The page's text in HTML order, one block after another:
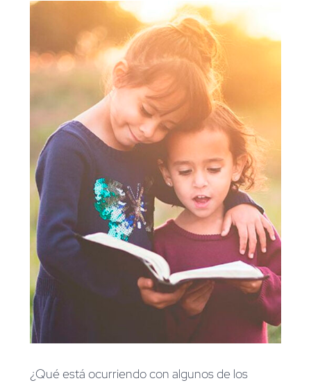
¿Qué está ocurriendo con algunos de los